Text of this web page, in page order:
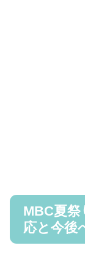
MBC夏
応と今後